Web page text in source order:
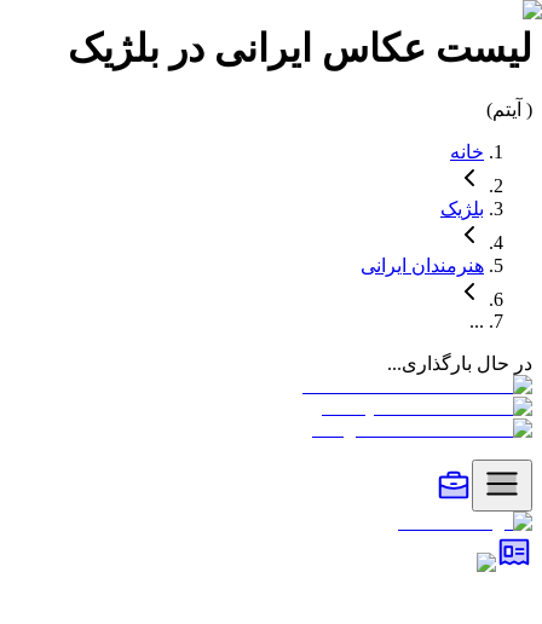
لیست عکاس ایرانی در بلژیک
( آیتم)
خانه
بلژیک
هنرمندان ایرانی
...
در حال بارگذاری...